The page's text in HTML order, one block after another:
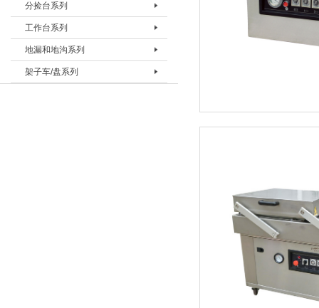
真空包装机BVPJ-400
真空包装机BVPJ-500DS
真空包装机BVPJ-500
真空包装机BVPJ-680
肉车BRC-120B
肉车BRC-200A
肉车BRC-200B
肉车BRC-300B
分捡台系列
分检台BFJT-1
分捡台BFJT-2
工作台系列
包装工作台BBZT-1
灌肠工作台BGZT-2
地漏和地沟系列
地漏BDL-I
架子车/盘系列